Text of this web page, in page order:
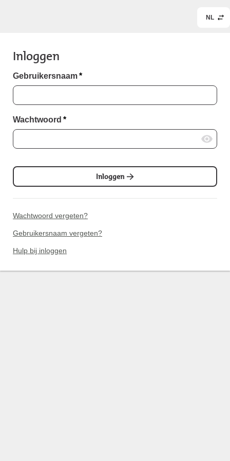
NL
Inloggen
Gebruikersnaam*
Wachtwoord *
Inloggen
Wachtwoord vergeten?
Gebruikersnaam vergeten?
Hulp bij inloggen